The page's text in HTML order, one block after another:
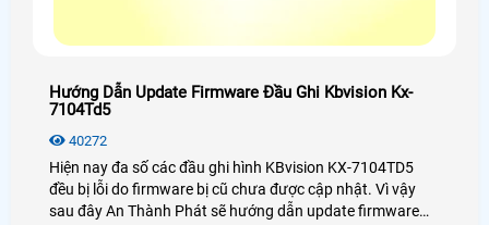
Hướng Dẫn Update Firmware Đầu Ghi Kbvision Kx-
7104Td5
40272
Hiện nay đa số các đầu ghi hình KBvision KX-7104TD5
đều bị lỗi do firmware bị cũ chưa được cập nhật. Vì vậy
sau đây An Thành Phát sẽ hướng dẫn update firmware